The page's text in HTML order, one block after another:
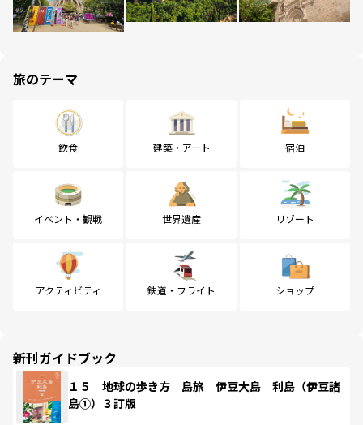
旅のテーマ
飲食 建築・アート 宿泊
イベント・観戦 世界遺産 リゾート
アクティビティ 鉄道・フライト ショップ
新刊ガイドブック
１５ 地球の歩き方 島旅 伊豆大島 利島（伊豆諸
島①）３訂版